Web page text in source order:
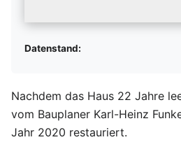
Datenstand:
Nachdem das Haus 22 Jahre
vom Bauplaner Karl-Heinz
Jahr 2020 restauriert.